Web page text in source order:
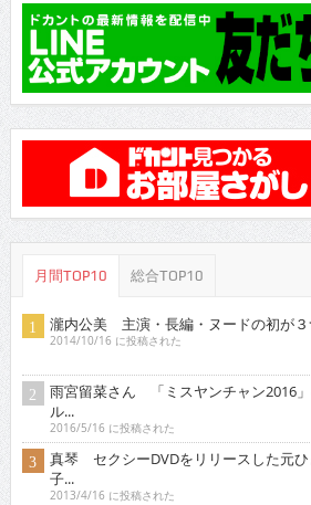
月間TOP10 総合TOP10
瀧内公美 主演・長編・ヌードの初が３
2014/10/16 に投稿された
雨宮留菜さん 「ミスヤンチャン2016
ル...
2016/5/16 に投稿された
真琴 セクシーDVDをリリースした元
子...
2013/4/16 に投稿された